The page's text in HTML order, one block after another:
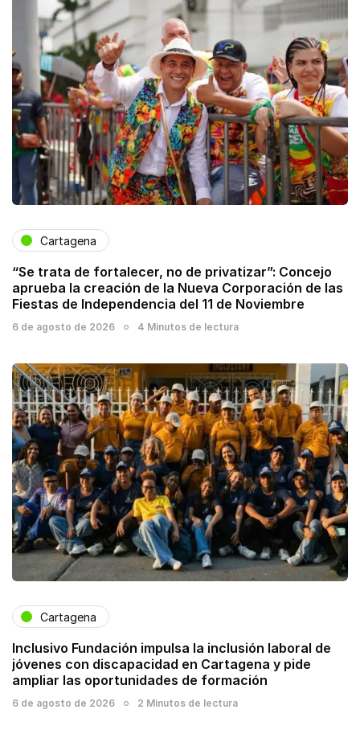
Cartagena
“Se trata de fortalecer, no de privatizar”: Concejo
aprueba la creación de la Nueva Corporación de las
Fiestas de Independencia del 11 de Noviembre
6 de agosto de 2026 4 Minutos de lectura
Cartagena
Inclusivo Fundación impulsa la inclusión laboral de
jóvenes con discapacidad en Cartagena y pide
ampliar las oportunidades de formación
6 de agosto de 2026 2 Minutos de lectura